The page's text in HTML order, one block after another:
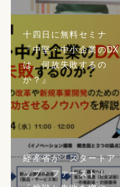
十四日に無料セミナ
『中堅・中小企業のDX
は、何故失敗するの
か？』
経産省が「スタートア
ップ・ファースト！」